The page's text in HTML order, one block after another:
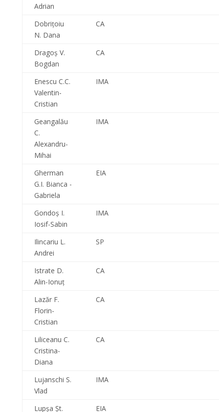
Adrian
Dobriţoiu
N. Dana
CA
Dragoş V.
Bogdan
CA
Enescu C.C.
Valentin-
Cristian
IMA
Geangalău
C.
Alexandru-
Mihai
IMA
Gherman
G.I. Bianca -
Gabriela
EIA
Gondoş I.
Iosif-Sabin
IMA
Ilincariu L.
Andrei
SP
Istrate D.
Alin-Ionuţ
CA
Lazăr F.
Florin-
Cristian
CA
Liliceanu C.
Cristina-
Diana
CA
Lujanschi S.
Vlad
IMA
Lupşa Şt. EIA